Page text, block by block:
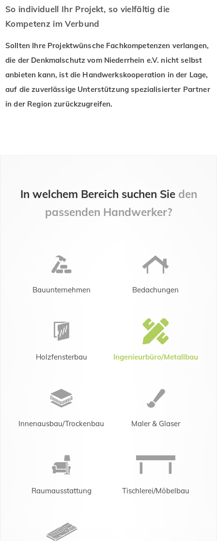
So individuell Ihr Projekt, so vielfältig die
Kompetenz im Verbund
Sollten Ihre Projektwünsche Fachkompetenzen verlangen,
die der Denkmalschutz vom Niederrhein e.V. nicht selbst
anbieten kann, ist die Handwerkskooperation in der Lage,
auf die zuverlässige Unterstützung spezialisierter Partner
in der Region zurückzugreifen.
In welchem Bereich suchen Sie den
passenden Handwerker?
Bauunternehmen Bedachungen
Holzfensterbau Ingenieurbüro/Metallbau
Innenausbau/Trockenbau Maler & Glaser
Raumausstattung Tischlerei/Möbelbau